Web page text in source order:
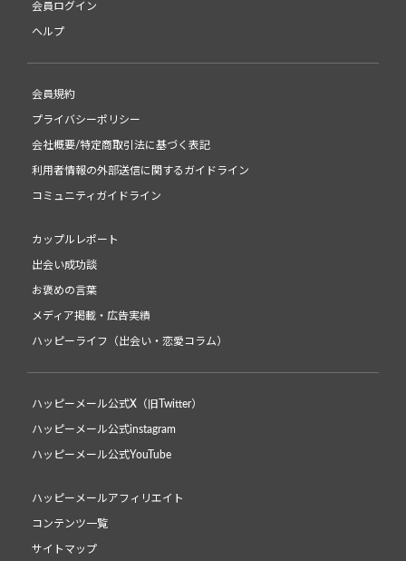
会員ログイン
ヘルプ
会員規約
プライバシーポリシー
会社概要/特定商取引法に基づく表記
利用者情報の外部送信に関するガイドライン
コミュニティガイドライン
カップルレポート
出会い成功談
お褒めの言葉
メディア掲載・広告実績
ハッピーライフ（出会い・恋愛コラム）
ハッピーメール公式X（旧Twitter）
ハッピーメール公式instagram
ハッピーメール公式YouTube
ハッピーメールアフィリエイト
コンテンツ一覧
サイトマップ